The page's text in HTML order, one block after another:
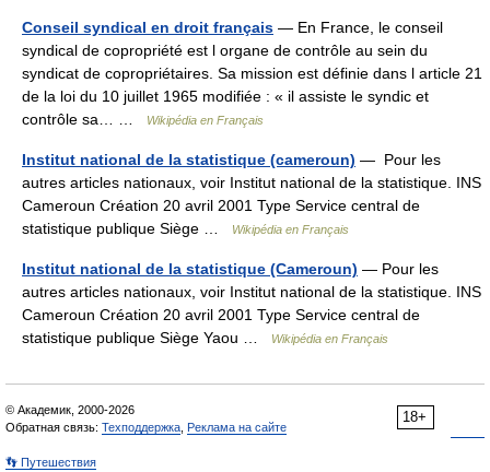
Conseil syndical en droit français — En France, le conseil
syndical de copropriété est l organe de contrôle au sein du
syndicat de copropriétaires. Sa mission est définie dans l article 21
de la loi du 10 juillet 1965 modifiée : « il assiste le syndic et
contrôle sa… …
Wikipédia en Français
Institut national de la statistique (cameroun) — Pour les
autres articles nationaux, voir Institut national de la statistique. INS
Cameroun Création 20 avril 2001 Type Service central de
statistique publique Siège …
Wikipédia en Français
Institut national de la statistique (Cameroun) — Pour les
autres articles nationaux, voir Institut national de la statistique. INS
Cameroun Création 20 avril 2001 Type Service central de
statistique publique Siège Yaou …
Wikipédia en Français
18+
© Академик, 2000-2026
Обратная связь: Техподдержка Реклама на сайте
👣 Путешествия